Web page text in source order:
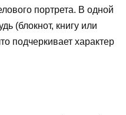
портрета. В одной
(блокнот, книгу или
подчеркивает характер